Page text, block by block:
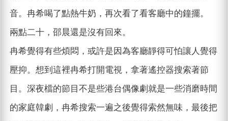
音。冉希喝了點熱牛奶，再次看了看客廳中的鐘擺。
兩點二十，邵晨還是沒有回來。
冉希覺得有些煩悶，或許是因為客廳靜得可怕讓人覺得
壓抑。想到這裡冉希打開電視，拿著遙控器搜索著節
目。深夜檔的節目不是些港台偶像劇就是一些消磨時間
的家庭韓劇，冉希搜索一遍之後覺得索然無味，最後把